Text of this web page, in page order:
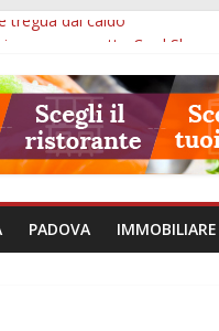
tregua dal caldo
e Polizie locali
e treni
annuale
PADOVA IMMOBILIARE